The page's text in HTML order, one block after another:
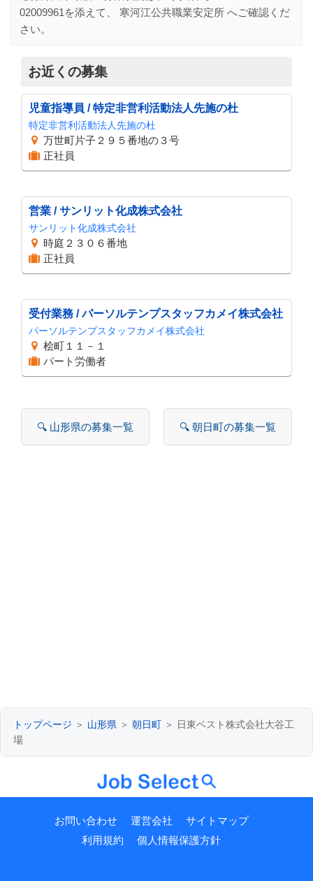
02009961 を添えて、 寒河江公共職業安定所 へご確認くだ
さい。
お近くの募集
児童指導員 / 特定非営利活動法人先施の杜
特定非営利活動法人先施の杜
万世町片子２９５番地の３号
正社員
営業 / サンリット化成株式会社
サンリット化成株式会社
時庭２３０６番地
正社員
受付業務 / パーソルテンプスタッフカメイ株式会社
パーソルテンプスタッフカメイ株式会社
桧町１１－１
パート労働者
🔍 山形県の募集一覧 🔍 朝日町の募集一覧
トップページ ＞ 山形県 ＞ 朝日町 ＞ 日東ベスト株式会社大谷工
場
お問い合わせ 運営会社
サイトマップ
利用規約
個人情報保護方針